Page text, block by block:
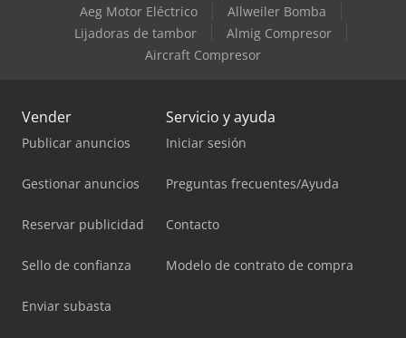
Aeg Motor Eléctrico
Allweiler Bomba
Lijadoras de tambor
Almig Compresor
Aircraft Compresor
Vender
Publicar anuncios
Gestionar anuncios
Reservar publicidad
Sello de confianza
Enviar subasta
Servicio y ayuda
Iniciar sesión
Preguntas frecuentes/Ayuda
Contacto
Modelo de contrato de compra